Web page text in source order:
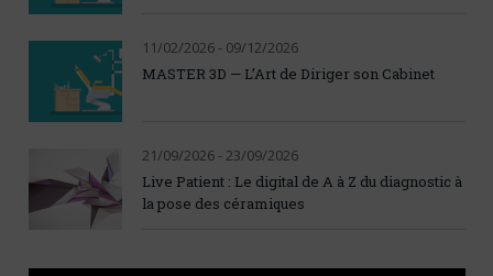
11/02/2026 - 09/12/2026
MASTER 3D — L’Art de Diriger son Cabinet
21/09/2026 - 23/09/2026
Live Patient : Le digital de A à Z du diagnostic à
la pose des céramiques